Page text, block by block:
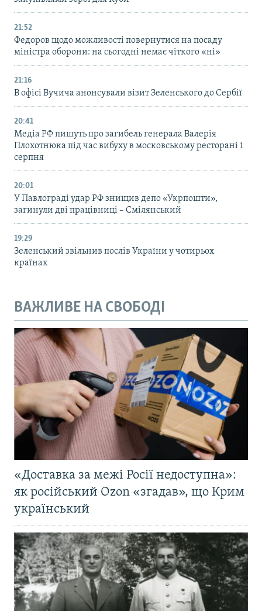
21:52
Федоров щодо можливості повернутися на посаду
міністра оборони: на сьогодні немає чіткого «ні»
21:16
В офісі Вучича анонсували візит Зеленського до Сербії
20:41
Медіа РФ пишуть про загибель генерала Валерія
Плохотнюка під час вибуху в московському ресторані 1
серпня
20:01
У Павлограді удар РФ знищив депо «Укрпошти»,
загинули дві працівниці – Смілянський
19:29
Зеленський звільнив послів України у чотирьох
країнах
ВАЖЛИВЕ НА СВОБОДІ
«Доставка за межі Росії недоступна»:
як російський Ozon «згадав», що Крим
український